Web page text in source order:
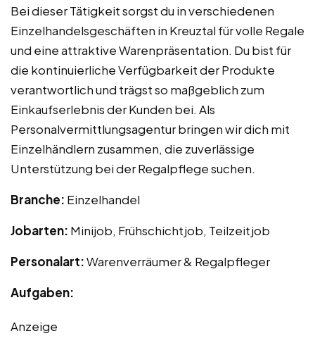
Bei dieser Tätigkeit sorgst du in verschiedenen
Einzelhandelsgeschäften in Kreuztal für volle Regale
und eine attraktive Warenpräsentation. Du bist für
die kontinuierliche Verfügbarkeit der Produkte
verantwortlich und trägst so maßgeblich zum
Einkaufserlebnis der Kunden bei. Als
Personalvermittlungsagentur bringen wir dich mit
Einzelhändlern zusammen, die zuverlässige
Unterstützung bei der Regalpflege suchen.
Branche: Einzelhandel
Jobarten: Minijob, Frühschichtjob, Teilzeitjob
Personalart:Warenverräumer & Regalpfleger
Aufgaben:
Anzeige